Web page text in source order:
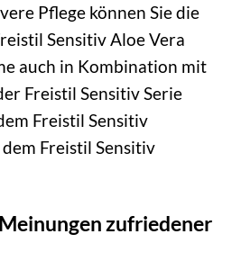
Pflege können Sie die
Sensitiv Aloe Vera
auch in Kombination mit
Freistil Sensitiv Serie
Freistil Sensitiv
Freistil Sensitiv
zufriedener